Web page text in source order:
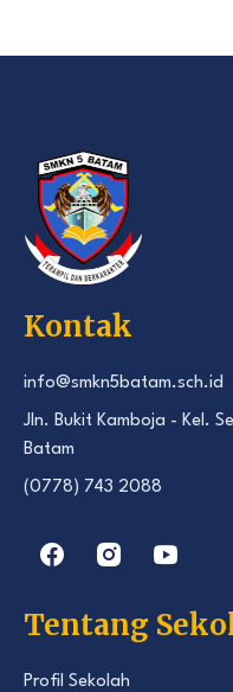
Kontak
info@smkn5batam.sch.id
Jln. Bukit Kamboja - Kel.
Batam
(0778) 743 2088
Tentang
Profil Sekolah